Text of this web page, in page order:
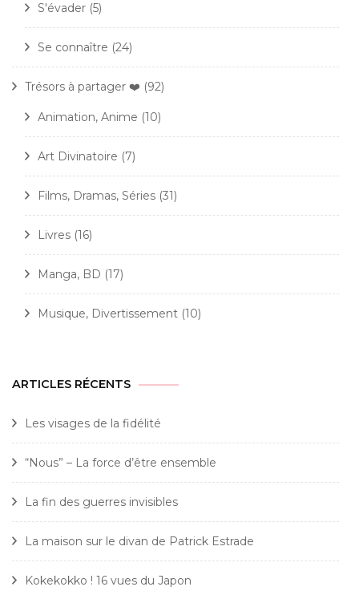
S'évader (5)
Se connaître (24)
Trésors à partager ❤️ (92)
Animation, Anime (10)
Art Divinatoire (7)
Films, Dramas, Séries (31)
Livres (16)
Manga, BD (17)
Musique, Divertissement (10)
ARTICLES RÉCENTS
Les visages de la fidélité
“Nous” – La force d’être ensemble
La fin des guerres invisibles
La maison sur le divan de Patrick Estrade
Kokekokko ! 16 vues du Japon